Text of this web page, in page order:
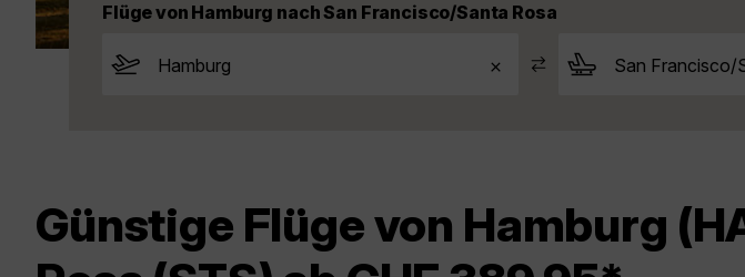
Flüge von Hamburg nach San Francisco/Santa Rosa
Günstige Flüge von Hamburg